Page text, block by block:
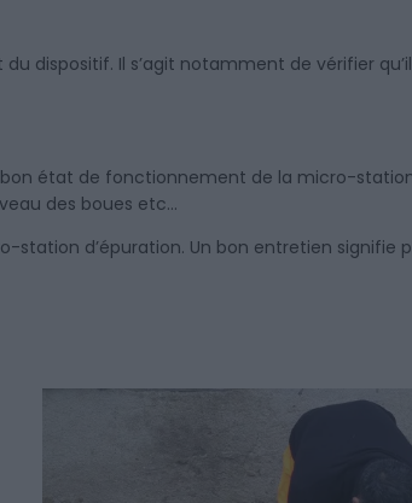
dispositif. Il s’agit notamment de vérifier
état de fonctionnement de la micro-
des boues etc…
station d’épuration. Un bon entretien signifie